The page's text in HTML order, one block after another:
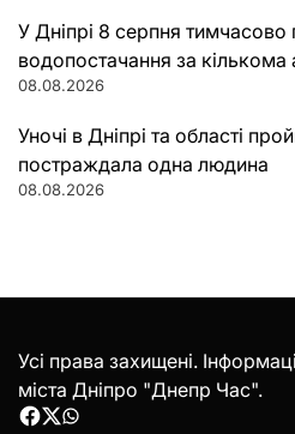
У Дніпрі 8 серпня тимчасово
водопостачання за
08.08.2026
Уночі в Дніпрі та області
постраждала одна людина
08.08.2026
Усі права захищені.
міста Дніпро "Днепр Час".
Facebook
Twitter
WhatsApp